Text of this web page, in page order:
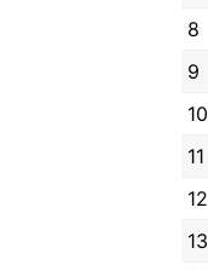
8
9
10
11
12
13